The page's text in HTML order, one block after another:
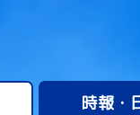
時報・